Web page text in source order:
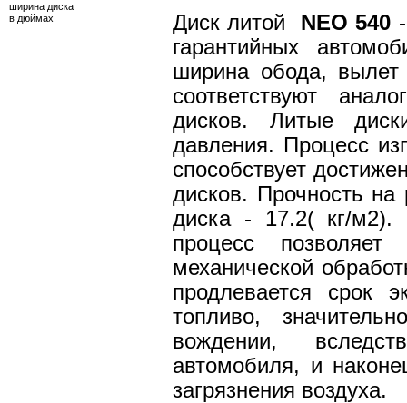
ширина диска
в дюймах
Диск литой NEO 540
гарантийных
ширина обода, вылет
соответствуют
дисков. Литые
давления. Процесс
способствует
дисков. Прочность
диска - 17.2( кг/м2).
процесс
механической
продлевается срок
топливо,
вождении,
автомобиля, и
загрязнения воздуха.